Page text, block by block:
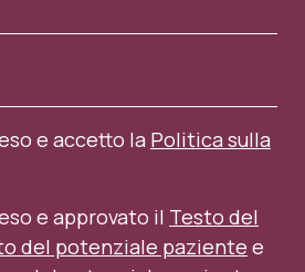
e accetto la Politica sulla
e approvato il Testo del
del potenziale paziente e